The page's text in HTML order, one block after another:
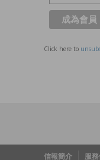
Click here to
信報簡介 服